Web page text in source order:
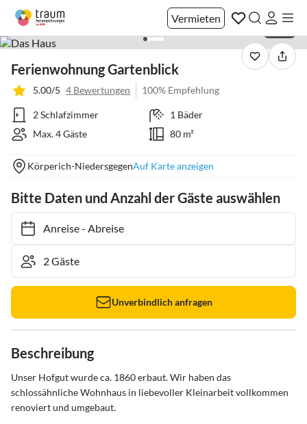
Vermieten
Ferienwohnung Gartenblick
5.00/5 4 Bewertungen 100% Empfehlung
2 Schlafzimmer
1 Bäder
Max. 4 Gäste
80 m²
Körperich-NiedersgegenAuf Karte anzeigen
Bitte Daten und Anzahl der Gäste auswählen
Anreise- Abreise
Unverbindlich anfragen
Beschreibung
Unser Hofgut wurde ca. 1860 erbaut. Wir haben das
schlossähnliche Wohnhaus in liebevoller Kleinarbeit vollkommen
renoviert und umgebaut.